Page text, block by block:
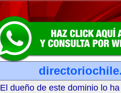
El dueño de este dominio lo